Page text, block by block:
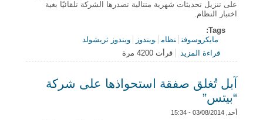
على تنزيل تحديثات شهرية متتالية تصدرها الشركة تلقائيًا بغية
اختبار النظام.
Tags:
مايكروسوفت
نظام ويندوز
ويندوز ثريشولد
قراءة المزيد
حول “مايكروسوفت” تعتزم إطلاق نسخة معاينة من نظام
“ويندوز 9″ الشهر المقبل
قرأت 4200 مرة
آبل تُغلق صفقة استحواذها على شركة
“بيتس”
أحد, 03/08/2014 - 15:34